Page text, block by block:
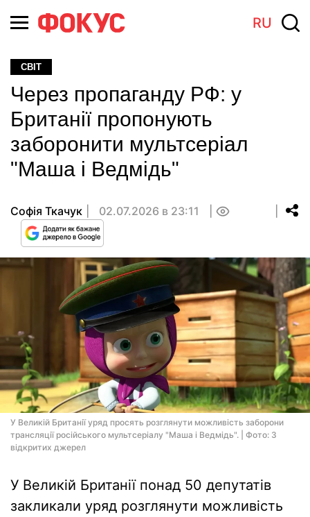
RU
СВІТ
Через пропаганду РФ: у
Британії пропонують
заборонити мультсеріал
"Маша і Ведмідь"
Софія Ткачук 02.07.2026 в 23:11
У Великій Британії уряд просять розглянути можливість заборони
трансляції російського мультсеріалу "Маша і Ведмідь". | Фото: З
відкритих джерел
У Великій Британії понад 50 депутатів
закликали уряд розглянути можливість